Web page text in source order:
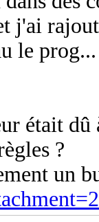
j'ai
le
était
?
un